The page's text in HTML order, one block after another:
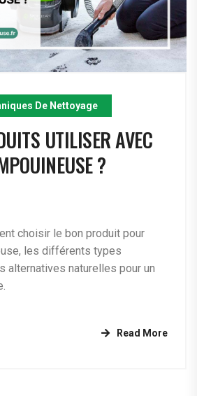
De Nettoyage
UTILISER AVEC
?
choisir le bon produit pour
les différents types
alternatives naturelles pour un
Read More